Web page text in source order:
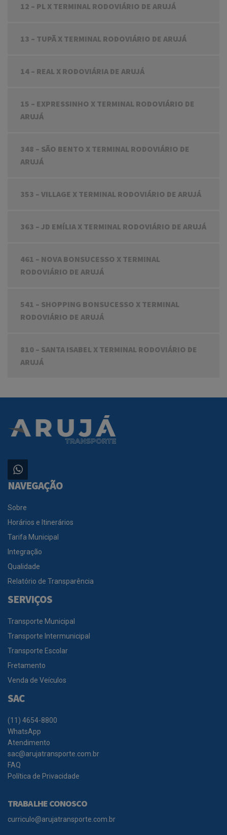
12 – PL X TERMINAL RODOVIÁRIO DE ARUJÁ
13 – TUPÃ X TERMINAL RODOVIÁRIO DE ARUJÁ
14 – REAL X RODOVIÁRIA DE ARUJÁ
15 – EXPRESSINHO X TERMINAL RODOVIÁRIO DE
ARUJÁ
348 – SÃO BENTO X TERMINAL RODOVIÁRIO DE
ARUJÁ
353 – VILLAGE X TERMINAL RODOVIÁRIO DE ARUJÁ
363 – JD EMÍLIA X TERMINAL RODOVIÁRIO DE ARUJÁ
461 – NOVA BONSUCESSO X TERMINAL
RODOVIÁRIO DE ARUJÁ
541 – SHOPPING BONSUCESSO X TERMINAL
RODOVIÁRIO DE ARUJÁ
810 – SANTA ISABEL X TERMINAL RODOVIÁRIO DE
ARUJÁ
NAVEGAÇÃO
Sobre
Horários e Itinerários
Tarifa Municipal
Integração
Qualidade
Relatório de Transparência
SERVIÇOS
Transporte Municipal
Transporte Intermunicipal
Transporte Escolar
Fretamento
Venda de Veículos
SAC
(11) 4654-8800
WhatsApp
Atendimento
sac@arujatransporte.com.br
FAQ
Política de Privacidade
TRABALHE CONOSCO
curriculo@arujatransporte.com.br